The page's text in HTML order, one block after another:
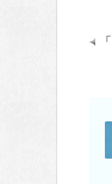
「